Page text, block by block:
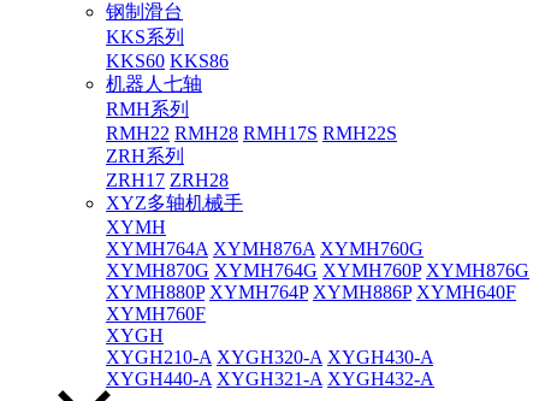
钢制滑台
KKS系列
KKS60 KKS86
机器人七轴
RMH系列
RMH22 RMH28 RMH17S RMH22S
ZRH系列
ZRH17 ZRH28
XYZ多轴机械手
XYMH
XYMH764A XYMH876A XYMH760G
XYMH870G XYMH764G XYMH760P XYMH876G
XYMH880P XYMH764P XYMH886P XYMH640F
XYMH760F
XYGH
XYGH210-A XYGH320-A XYGH430-A
XYGH440-A XYGH321-A XYGH432-A